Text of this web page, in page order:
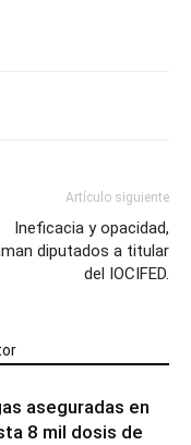
Artículo siguiente
Ineficacia y opacidad,
diputados a titular
del IOCIFED.
aseguradas en
8 mil dosis de